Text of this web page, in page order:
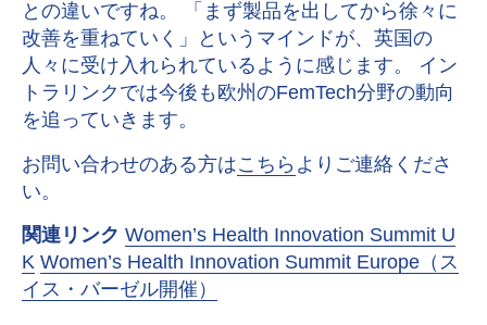
との違いですね。 「まず製品を出してから徐々に
改善を重ねていく」というマインドが、英国の
人々に受け入れられているように感じます。 イン
トラリンクでは今後も欧州のFemTech分野の動向
を追っていきます。
お問い合わせのある方はこちら よりご連絡くださ
い。
関連リンク Women’s Health Innovation Summit U
K Women’s Health Innovation Summit Europe（ス
イス・バーゼル開催）